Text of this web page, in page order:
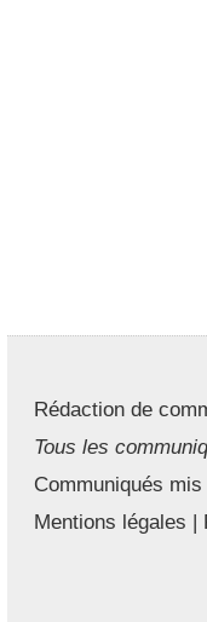
Rédaction de
Tous les
Communiqués
Mentions légales |